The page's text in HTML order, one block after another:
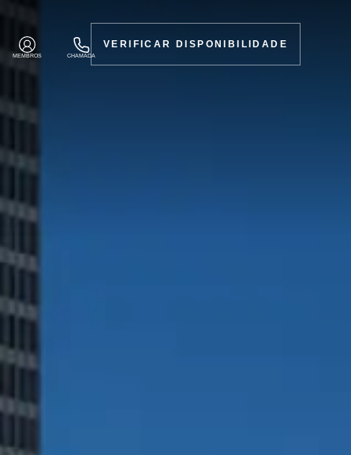
MEMBROS CHAMADA
VERIFICAR DISPONIBILIDADE